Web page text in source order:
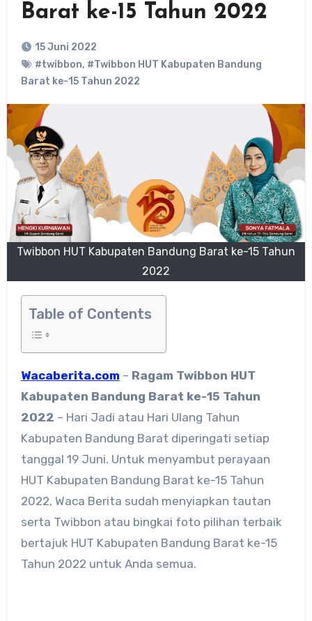
Barat ke-15 Tahun 2022
15 Juni 2022
#twibbon, #Twibbon HUT Kabupaten Bandung
Barat ke-15 Tahun 2022
Twibbon HUT Kabupaten Bandung Barat ke-15 Tahun
2022
Table of Contents
Wacaberita.com – Ragam Twibbon HUT
Kabupaten Bandung Barat ke-15 Tahun
2022 – Hari Jadi atau Hari Ulang Tahun
Kabupaten Bandung Barat diperingati setiap
tanggal 19 Juni. Untuk menyambut perayaan
HUT Kabupaten Bandung Barat ke-15 Tahun
2022, Waca Berita sudah menyiapkan tautan
serta Twibbon atau bingkai foto pilihan terbaik
bertajuk HUT Kabupaten Bandung Barat ke-15
Tahun 2022 untuk Anda semua.